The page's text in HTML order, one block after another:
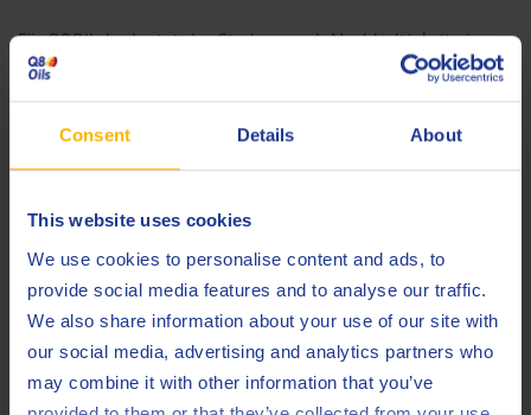
Consent Details About
This website uses cookies
We use cookies to personalise content and ads, to
provide social media features and to analyse our traffic.
We also share information about your use of our site with
our social media, advertising and analytics partners who
may combine it with other information that you’ve
Für Q8Oils bedeutet das Streben nach Nachhaltigkeit ein
empfindliches Gleichgewicht zwischen der Minimierung des
eigenen CO2-Fußabdrucks und der Maximierung der CO2-
Bilanz des Unternehmens. Wir verpflichten uns zur
Herstellung von Schmierstoffen, die nicht nur strenge
übereinstimmen. Dieses Engagement erstreckt sich auch auf
Initiativen zur kontinuierlichen Verbesserung, die darauf
abzielen, die Emissionen in der gesamten Lieferkette zu
reduzieren.
Darüber hinaus arbeitet Q8Oils mit seinen Kunden
zusammen und bietet maßgeschneiderte Lösungen zur